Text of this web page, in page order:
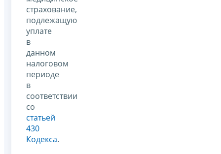
страхование,
подлежащую
уплате
в
данном
налоговом
периоде
в
соответствии
со
статьей
430
Кодекса.